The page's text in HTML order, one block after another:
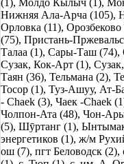
(1), Молдо Кылыч (1),
Нижняя Ала-Арча (105),
Орловка (11), Орозбеково
(75), Пристань-
Талаа (1), Сары-Таш (74),
Сузак, Кок-Арт (1),
Таян (36), Тельмана (2),
Тосор (1), Туз-Ашуу, Ат-
- Chaek (3), Чаек -Chaek
Чолпон-Ата (48), Чон-
(5), Шӯртанг (1),
энергетиков (1), ж/м
ош (7), пгт Беловодск (2),